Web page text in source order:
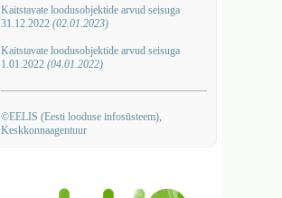
Kaitstavate loodusobjektide arvud seisuga
31.12.2022 (02.01.2023)
Kaitstavate loodusobjektide arvud seisuga
1.01.2022 (04.01.2022)
©EELIS (Eesti looduse infosüsteem),
Keskkonnaagentuur